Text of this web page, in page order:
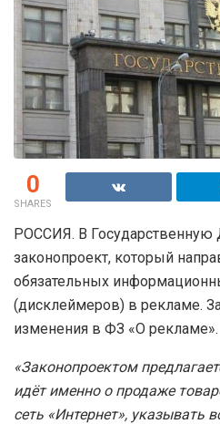
0
SHARES
РОССИЯ. В Государственную
законопроект, который
обязательных
(дисклеймеров) в рекламе.
изменения в ФЗ «О рекламе».
«Законопроектом
идёт именно о продаже
сеть «Интернет», указывать